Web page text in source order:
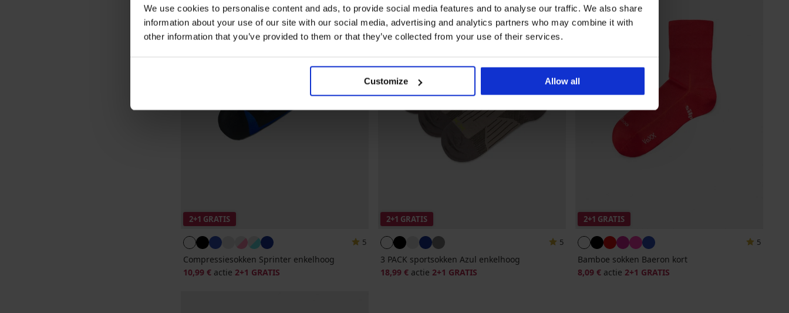
We use cookies to personalise content and ads, to provide social media features and to analyse our traffic. We also share
information about your use of our site with our social media, advertising and analytics partners who may combine it with
other information that you’ve provided to them or that they’ve collected from your use of their services.
Customize Allow all
2+1 GRATIS
5
Compressiesokken Sprinter enkelhoog
10,99 € actie 2+1 GRATIS
2+1 GRATIS
5
3 PACK sportsokken Azul enkelhoog
18,99 € actie 2+1 GRATIS
2+1 GRATIS
5
Bamboe sokken Baeron kort
8,09 € actie 2+1 GRATIS